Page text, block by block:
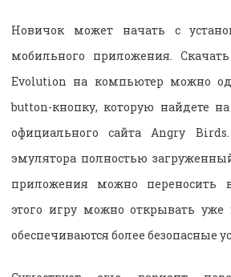
Новичок может начать с
мобильного приложения.
Evolution на компьютер можно
button-кнопку, которую найдете
официального сайта Angry
эмулятора полностью
приложения можно переносить
этого игру можно открывать уже
обеспечиваются более безопасные